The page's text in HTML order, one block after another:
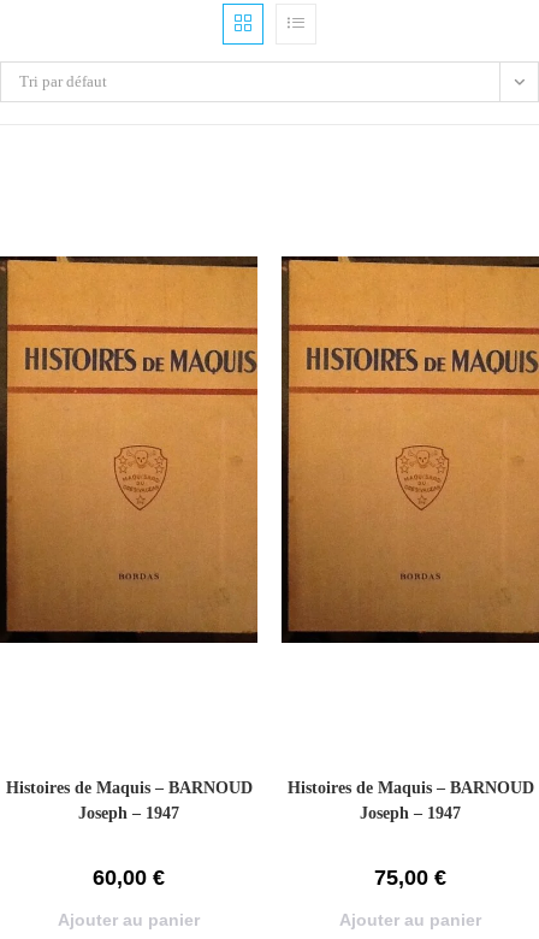
Tri par défaut
Histoires de Maquis – BARNOUD
Joseph – 1947
60,00 €
Ajouter au panier
Histoires de Maquis – BARNOUD
Joseph – 1947
75,00 €
Ajouter au panier